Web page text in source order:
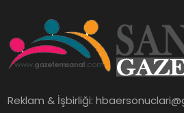
Reklam & İşbirliği: